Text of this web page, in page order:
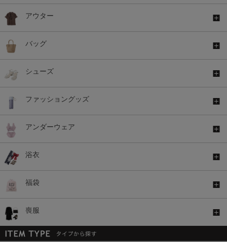
アウター
バッグ
シューズ
ファッショングッズ
アンダーウェア
浴衣
福袋
喪服